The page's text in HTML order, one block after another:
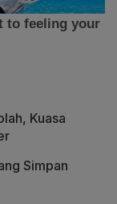
Kuasa
Simpan